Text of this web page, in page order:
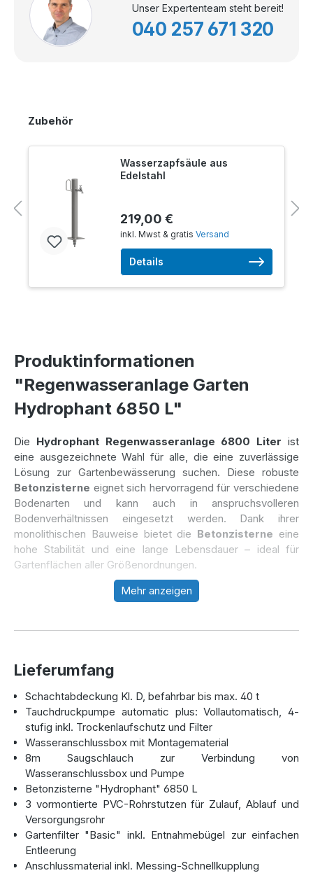
Unser Expertenteam steht bereit!
040 257 671 320
Zubehör
Wasserzapfsäule aus
Edelstahl
219,00 €
inkl. Mwst & gratis Versand
Details
Produktinformationen
"Regenwasseranlage Garten
Hydrophant 6850 L"
Die Hydrophant Regenwasseranlage 6800 Liter ist
eine ausgezeichnete Wahl für alle, die eine zuverlässige
Lösung zur Gartenbewässerung suchen. Diese robuste
Betonzisterne eignet sich hervorragend für verschiedene
Bodenarten und kann auch in anspruchsvolleren
Bodenverhältnissen eingesetzt werden. Dank ihrer
monolithischen Bauweise bietet die Betonzisterne eine
hohe Stabilität und eine lange Lebensdauer – ideal für
Gartenflächen aller Größenordnungen.
6800 Liter:
Robuste Bauweise
hochwertigem Beton gefertigt und ist extrem stabil
und langlebig.
Einfache Installation: Dank der nahtlosen,
monolithischen Konstruktion entfällt der mühsame
Aufbau vor Ort. Die Zisterne wird bereits vormontiert
geliefert und kann direkt angeschlossen werden.
Flexibilität bei Bodenarten
Kunststoffzisternen, die bei wasserundurchlässigen
Böden Probleme haben, kann dieseBetonzisternein
fast jeder Bodenart problemlos installiert werden.
LKW-befahrbar : Mit der passenden Abdeckung ist
diese Zisterne bis zu 40 Tonnen Lkw-befahrbar – eine
ideale Lösung für alle, die ihre Zisterne in Lkw-
Mehr anzeigen
Lieferumfang
Schachtabdeckung Kl. D, befahrbar bis max. 40 t
Tauchdruckpumpe automatic plus: Vollautomatisch, 4-
stufig inkl. Trockenlaufschutz und Filter
Wasseranschlussbox mit Montagematerial
8m Saugschlauch zur Verbindung von
Wasseranschlussbox und Pumpe
Betonzisterne "Hydrophant" 6850 L
3 vormontierte PVC-Rohrstutzen für Zulauf, Ablauf und
Versorgungsrohr
Gartenfilter "Basic" inkl. Entnahmebügel zur einfachen
Entleerung
Anschlussmaterial inkl. Messing-Schnellkupplung